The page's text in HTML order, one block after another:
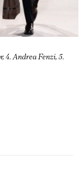
4. Andrea Fenzi, 5.